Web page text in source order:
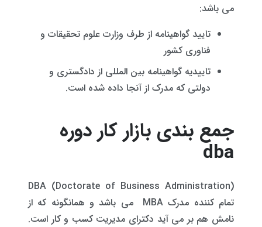
می باشد:
تایید گواهینامه از طرف وزارت علوم تحقیقات و
فناوری کشور
تاییدیه گواهینامه بین المللی از دادگستری و
دولتی که مدرک از آنجا داده شده است.
جمع بندی بازار کار دوره
dba
DBA (Doctorate of Business Administration)
تمام کننده مدرک MBA می باشد و همانگونه که از
نامش هم بر می آید دکترای مدیریت کسب و کار است.